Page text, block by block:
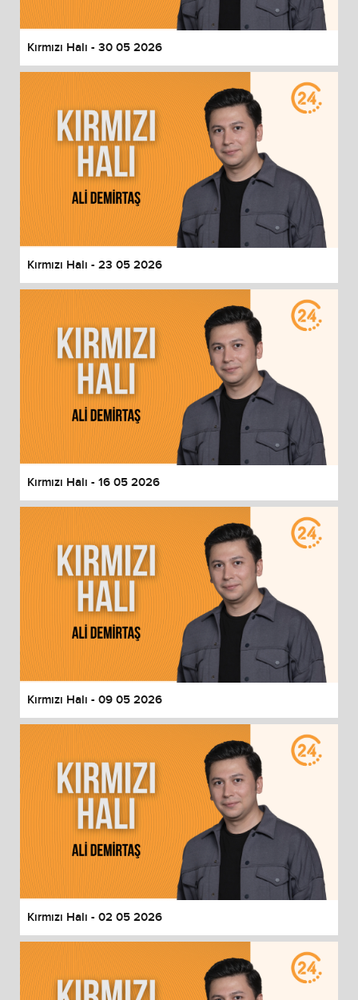
Kırmızı Halı - 30 05 2026
Kırmızı Halı - 23 05 2026
Kırmızı Halı - 16 05 2026
Kırmızı Halı - 09 05 2026
Kırmızı Halı - 02 05 2026